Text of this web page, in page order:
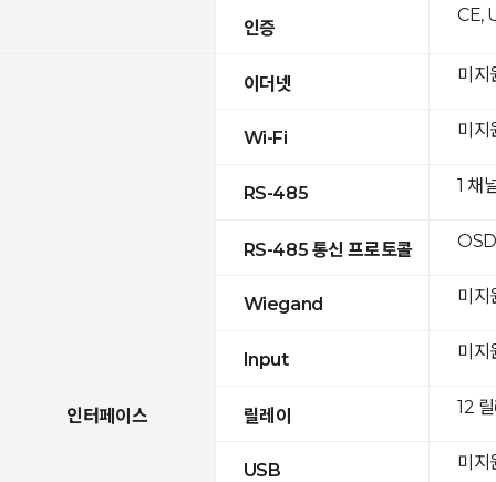
인증
인터페이스
이더넷
Wi-Fi
RS-485
RS-485 통신 프로토콜
Wiegand
Input
릴레이
USB
CE,
미지
미지
1 채
미지
미지
12
미지